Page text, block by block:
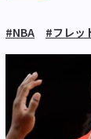
#NBA #フレッ